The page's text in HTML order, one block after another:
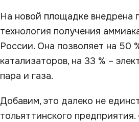
На новой площадке внедрена
технология получения
России. Она позволяет на 50
катализаторов, на 33 % –
пара и газа.
Добавим, это далеко не
тольяттинского